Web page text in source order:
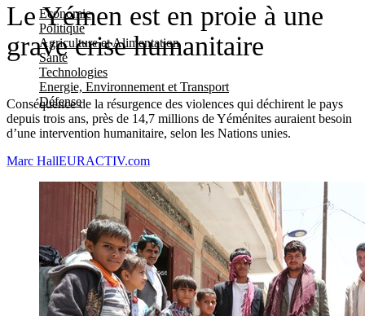
Economie
Politique
Agriculture et Alimentation
Santé
Technologies
Energie, Environnement et Transport
Défense
Le Yémen est en proie à une
grave crise humanitaire
Conséquence de la résurgence des violences qui déchirent le pays
depuis trois ans, près de 14,7 millions de Yéménites auraient besoin
d’une intervention humanitaire, selon les Nations unies.
Marc HallEURACTIV.com